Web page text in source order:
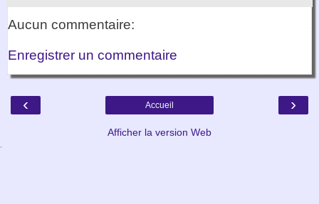
Aucun commentaire:
Enregistrer un commentaire
‹ ›
Accueil
Afficher la version Web